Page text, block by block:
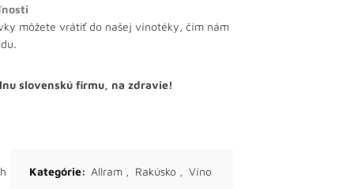
môžete vrátiť do našej vínotéky, čím nám
slovenskú firmu, na zdravie!
Kategórie: Allram , Rakúsko , Víno